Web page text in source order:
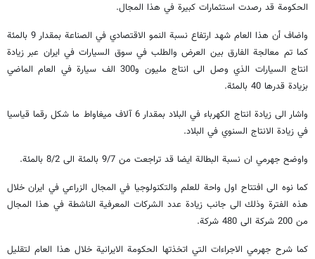
الحكومة قد رصدت استثمارات كبيرة في هذا المجال.
واضاف أن هذا العام شهد ارتفاع نسبة النمو الاقتصادي في الصناعة بمقدار 9 بالمئة
كما تم معالجة الفارق بين العرض والطلب في سوق السيارات في ايران عبر زيادة
انتاج السيارات الذي وصل الى انتاج مليون و300 الف سيارة في العام الماضي
بزيادة قدرها 40 بالمئة.
واشار الى زيادة انتاج الكهرباء في البلاد بمقدار 6 آلاف ميغاواط ما شكل رقما قياسيا
في زيادة الانتاج السنوي في البلاد.
واوضح جهرمي ان نسبة البطالة ايضا قد تراجعت من 9/7 بالمئة الى 8/2 بالمئة.
كما نوه الى افتتاح اول واحة للعلم والتكنولوجيا في المجال الزراعي في ايران خلال
هذه الفترة وذلك الى جانب زيادة عدد الشركات المعرفية الناشطة في هذا المجال
من 200 شركة الى 480 شركة.
كما شرح جهرمي الاجراءات التي اتخذتها الحكومة الايرانية خلال هذا العام لتقليل